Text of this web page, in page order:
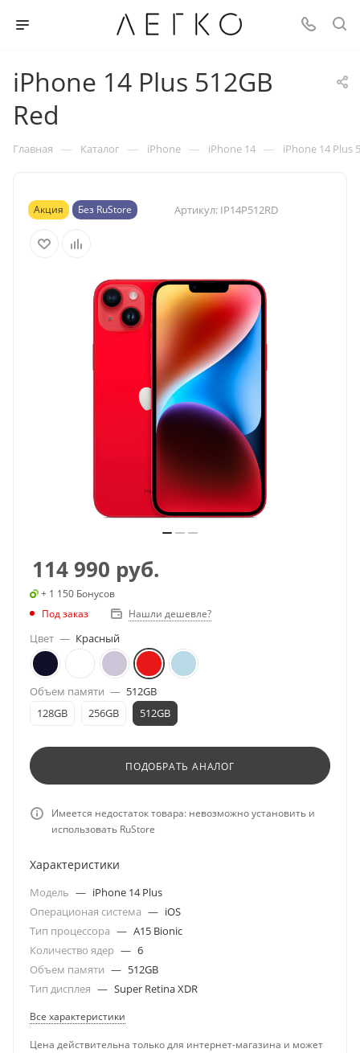
iPhone 14 Plus 512GB
Red
Главная — Каталог — iPhone — iPhone 14 — iPhone 14 Plus
Акция Без RuStore Артикул: IP14P512RD
114 990 руб.
+ 1 150 Бонусов
Под заказ
Нашли дешевле?
Цвет — Красный
Объем памяти — 512GB
128GB
256GB 512GB
ПОДОБРАТЬ АНАЛОГ
Имеется недостаток товара: невозможно установить и
использовать RuStore
Характеристики
Модель — iPhone 14 Plus
Операционая система — iOS
Тип процессора — A15 Bionic
Количество ядер — 6
Объем памяти — 512GB
Тип дисплея — Super Retina XDR
Все характеристики
Цена действительна только для интернет-магазина и может